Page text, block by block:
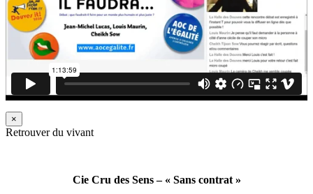
×
Retrouver du vivant
Cie Cru des Sens – « Sans contrat »